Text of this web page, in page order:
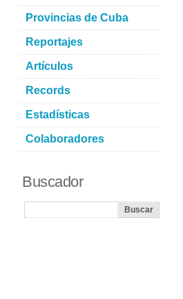
Provincias de Cuba
Reportajes
Artículos
Records
Estadísticas
Colaboradores
Buscador